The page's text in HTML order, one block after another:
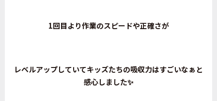
1回目より作業のスピードや正確さが
レベルアップしていてキッズたちの吸収力はすごいなぁと
感心しました✨